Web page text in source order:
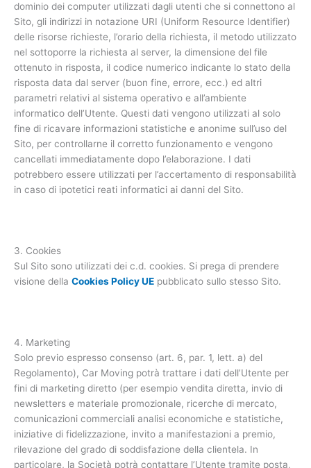
dominio dei computer utilizzati dagli utenti che si connettono al
Sito, gli indirizzi in notazione URI (Uniform Resource Identifier)
delle risorse richieste, l’orario della richiesta, il metodo utilizzato
nel sottoporre la richiesta al server, la dimensione del file
ottenuto in risposta, il codice numerico indicante lo stato della
risposta data dal server (buon fine, errore, ecc.) ed altri
parametri relativi al sistema operativo e all’ambiente
informatico dell’Utente. Questi dati vengono utilizzati al solo
fine di ricavare informazioni statistiche e anonime sull’uso del
Sito, per controllarne il corretto funzionamento e vengono
cancellati immediatamente dopo l’elaborazione. I dati
potrebbero essere utilizzati per l’accertamento di responsabilità
in caso di ipotetici reati informatici ai danni del Sito.
3. Cookies
Sul Sito sono utilizzati dei c.d. cookies. Si prega di prendere
visione della Cookies Policy UE pubblicato sullo stesso Sito.
4. Marketing
Solo previo espresso consenso (art. 6, par. 1, lett. a) del
Regolamento), Car Moving potrà trattare i dati dell’Utente per
fini di marketing diretto (per esempio vendita diretta, invio di
newsletters e materiale promozionale, ricerche di mercato,
comunicazioni commerciali analisi economiche e statistiche,
iniziative di fidelizzazione, invito a manifestazioni a premio,
rilevazione del grado di soddisfazione della clientela. In
particolare, la Società potrà contattare l’Utente tramite posta,